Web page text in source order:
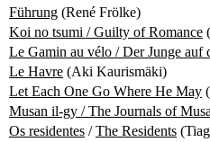
Führung (René Frölke)
Koi no tsumi / Guilty of Romance
Le Gamin au vélo / Der Junge auf
Le Havre (Aki Kaurismäki)
Let Each One Go Where He May
Musan il-gy / The Journals of
Os residentes /The Residents